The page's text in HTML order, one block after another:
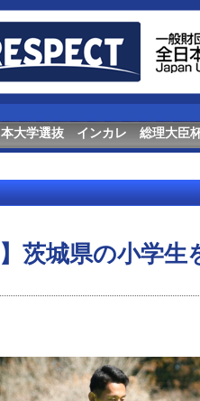
大学選抜 インカレ 総理大臣
】茨城県の小学